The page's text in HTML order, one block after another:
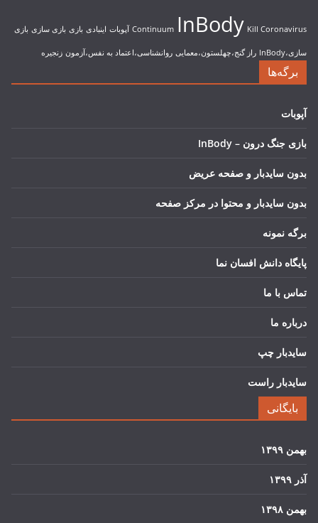
Continuum InBody Kill Coronavirus آپوبات اینبادی بازی بازی سازی بازی
سازی،InBody راز گنج،چهلستون،معمایی روانشناسی،اعتماد به نفس،آزمون زنجیره
برگه‌ها
آپوبات
بازی جنگ درون – InBody
بدون سایدبار و صفحه عریض
بدون سایدبار و محتوا در مرکز صفحه
برگه نمونه
پایگاه دانش افسان نما
تماس با ما
درباره ما
سایدبار چپ
سایدبار راست
بایگانی
بهمن ۱۳۹۹
آذر ۱۳۹۹
بهمن ۱۳۹۸